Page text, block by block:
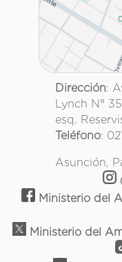
Dirección:
Lynch N°
esq.
Teléfono:
Asunción,
Ministerio del
Ministerio del